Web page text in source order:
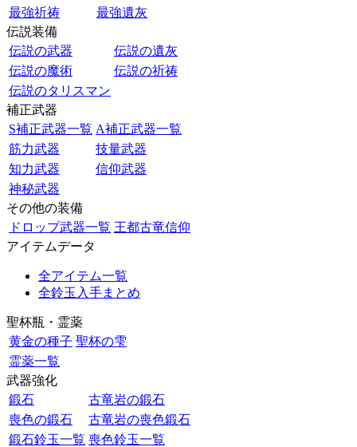
最強祈祷
最強遺灰
伝説装備
伝説の武器
伝説の遺灰
伝説の魔術
伝説の祈祷
伝説のタリスマン
補正武器
S補正武器一覧 A補正武器一覧
筋力武器
技量武器
知力武器
信仰武器
神秘武器
その他の装備
ドロップ武器一覧 王都古竜信仰
アイテムデータ
全アイテム一覧
全鈴玉入手まとめ
聖杯瓶・霊薬
黄金の種子 聖杯の雫
霊薬一覧
武器強化
鍛石
古竜岩の鍛石
喪色の鍛石
古竜岩の喪色鍛石
鍛石鈴玉一覧 喪色鈴玉一覧